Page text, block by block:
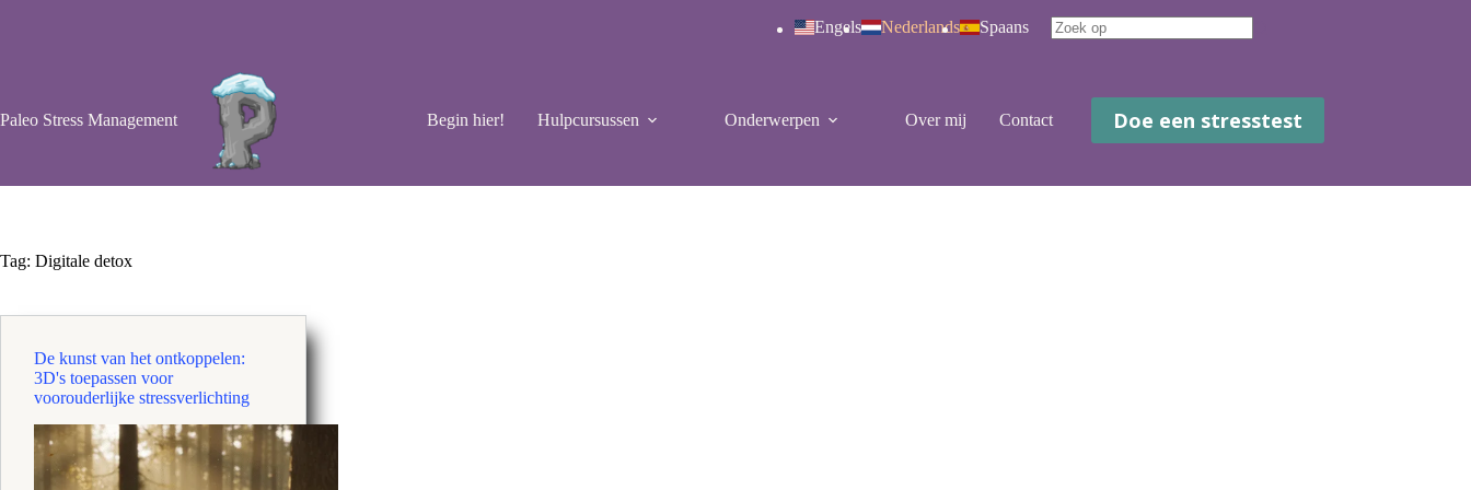
Engels Nederlands
Spaans
Paleo Stress Management Begin hier! Hulpcursussen Onderwerpen Over mij Contact Doe een stresstest
Tag: Digitale detox
De kunst van het ontkoppelen:
3D's toepassen voor
voorouderlijke stressverlichting